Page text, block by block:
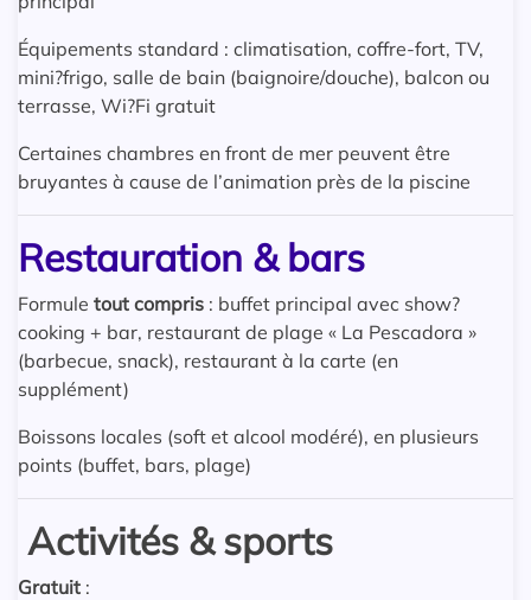
Équipements standard : climatisation, coffre-fort, TV,
mini?frigo, salle de bain (baignoire/douche), balcon ou
terrasse, Wi?Fi gratuit
Certaines chambres en front de mer peuvent être
bruyantes à cause de l’animation près de la piscine
Restauration & bars
Formule tout compris : buffet principal avec show?
cooking + bar, restaurant de plage « La Pescadora »
(barbecue, snack), restaurant à la carte (en
supplément)
Boissons locales (soft et alcool modéré), en plusieurs
points (buffet, bars, plage)
Activités & sports
Gratuit :